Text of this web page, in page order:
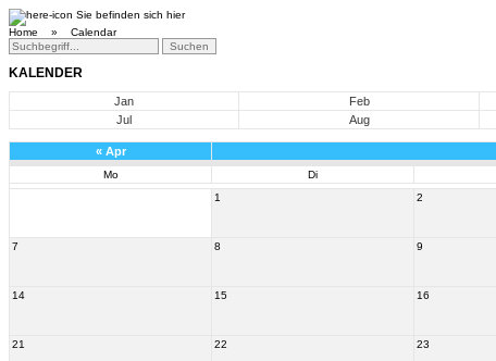
Sie befinden sich hier
Home » Calendar
KALENDER
Jan Feb
Jul
Aug
« Apr
Mo Di
1
2
7 8 9
14 15 16
21 22 23